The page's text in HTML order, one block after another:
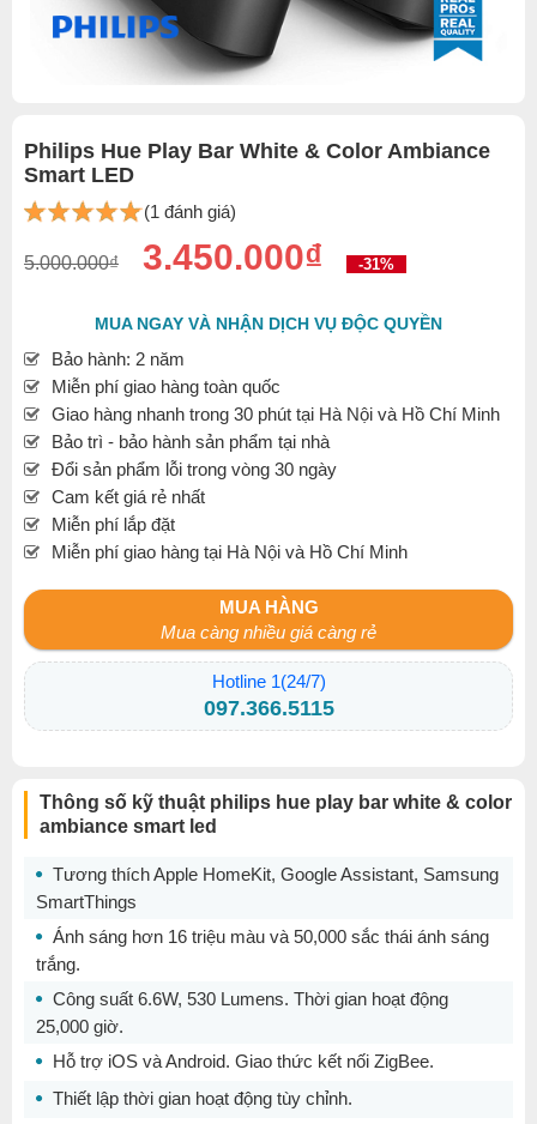
Philips Hue Play Bar White & Color Ambiance
Smart LED
(1 đánh giá)
5.000.000₫ 3.450.000₫ -31%
MUA NGAY VÀ NHẬN DỊCH VỤ ĐỘC QUYỀN
Bảo hành: 2 năm
Miễn phí giao hàng toàn quốc
Giao hàng nhanh trong 30 phút tại Hà Nội và Hồ Chí Minh
Bảo trì - bảo hành sản phẩm tại nhà
Đổi sản phẩm lỗi trong vòng 30 ngày
Cam kết giá rẻ nhất
Miễn phí lắp đặt
Miễn phí giao hàng tại Hà Nội và Hồ Chí Minh
MUA HÀNG
Mua càng nhiều giá càng rẻ
Hotline 1(24/7)
097.366.5115
Thông số kỹ thuật philips hue play bar white & color
ambiance smart led
Tương thích Apple HomeKit, Google Assistant, Samsung
SmartThings
Ánh sáng hơn 16 triệu màu và 50,000 sắc thái ánh sáng
trắng.
Công suất 6.6W, 530 Lumens. Thời gian hoạt động
25,000 giờ.
Hỗ trợ iOS và Android. Giao thức kết nối ZigBee.
Thiết lập thời gian hoạt động tùy chỉnh.